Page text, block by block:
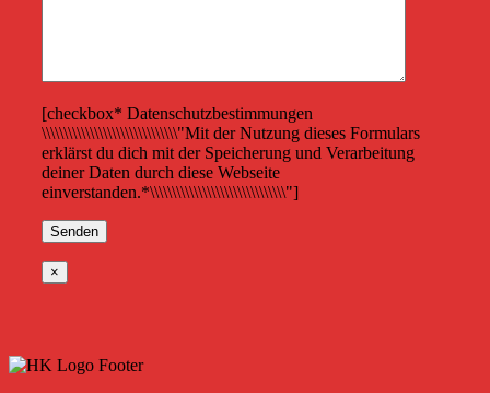
[checkbox* Datenschutzbestimmungen
\\\\\\\\\\\\\\\\\\\\\\\\\\\\\\\"Mit der Nutzung dieses Formulars
erklärst du dich mit der Speicherung und Verarbeitung
deiner Daten durch diese Webseite
einverstanden.*\\\\\\\\\\\\\\\\\\\\\\\\\\\\\\\"]
×